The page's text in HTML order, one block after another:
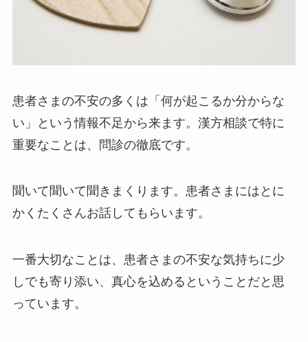
患者さまの不安の多くは「何が起こるか分からな
い」という情報不足から来ます。漢方相談で特に
重要なことは、問診の徹底です。
聞いて聞いて聞きまくります。患者さまにはとに
かくたくさんお話してもらいます。
一番大切なことは、患者さまの不安な気持ちに少
しでも寄り添い、真心を込めるということだと思
っています。